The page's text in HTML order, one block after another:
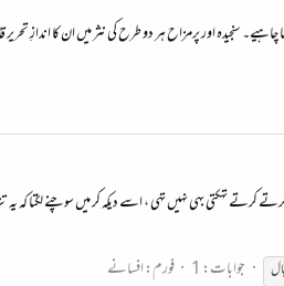
سنجیدہ اور پرمزاح ہر دو طرح کی نثر میں ان کا اندازِ
کرتے تهکتی بهی نہیں تهی ، اسے دیکه کر میں سوچنے لگتا کہ
جوابات: 1 فورم:افسانے